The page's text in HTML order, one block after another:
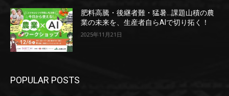
肥料高騰・後継者難・猛暑…課題山積の農
業の未来を、生産者自らAIで切り拓く！
2025年11月21日
POPULAR POSTS